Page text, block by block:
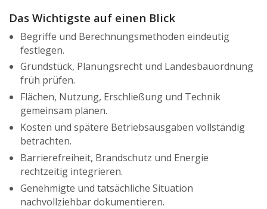
Das Wichtigste auf einen Blick
Begriffe und Berechnungsmethoden eindeutig
festlegen.
Grundstück, Planungsrecht und Landesbauordnung
früh prüfen.
Flächen, Nutzung, Erschließung und Technik
gemeinsam planen.
Kosten und spätere Betriebsausgaben vollständig
betrachten.
Barrierefreiheit, Brandschutz und Energie
rechtzeitig integrieren.
Genehmigte und tatsächliche Situation
nachvollziehbar dokumentieren.